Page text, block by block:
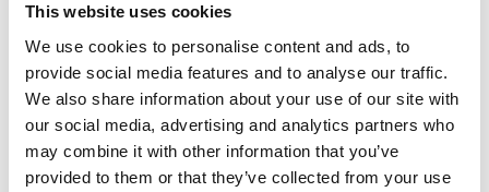
This website uses cookies
We use cookies to personalise content and ads, to
provide social media features and to analyse our traffic.
We also share information about your use of our site with
our social media, advertising and analytics partners who
may combine it with other information that you’ve
provided to them or that they’ve collected from your use
HT
€431,97
Livraison gratuite en 1-3 jours ouvrables, ou ramasser à
Maaseik (contactez le service clientèle)